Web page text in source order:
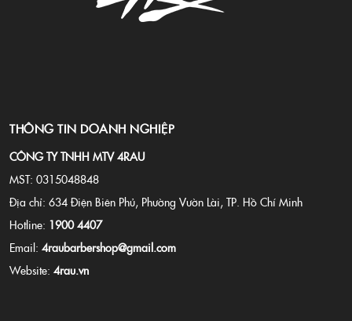
THÔNG TIN DOANH NGHIỆP
CÔNG TY TNHH MTV 4RAU
MST: 0315048848
Địa chỉ: 634 Điện Biên Phủ, Phường Vườn Lài, TP. Hồ Chí Minh
Hotline: 1900 4407
Email: 4raubarbershop@gmail.com
Website: 4rau.vn